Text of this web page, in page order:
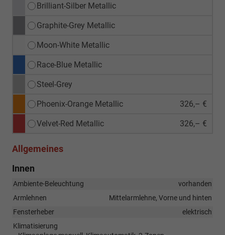
Brilliant-Silber Metallic
Graphite-Grey Metallic
Moon-White Metallic
Race-Blue Metallic
Steel-Grey
Phoenix-Orange Metallic 326,– €
Velvet-Red Metallic 326,– €
Allgemeines
Innen
Ambiente-Beleuchtung
vorhanden
Armlehnen
Mittelarmlehne, Vorne und hinten
Fensterheber
elektrisch
Klimatisierung